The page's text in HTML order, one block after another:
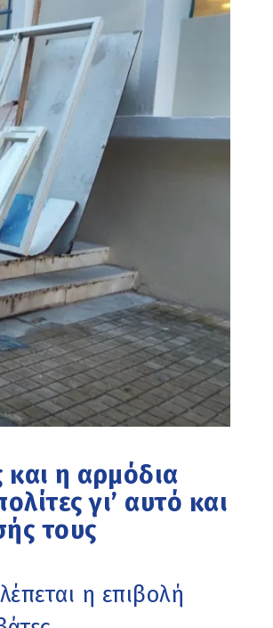
η αρμόδια
γι’ αυτό και
τους
η επιβολή